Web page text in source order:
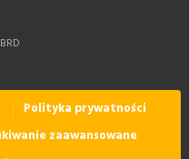
Polityka prywatności
zaawansowane